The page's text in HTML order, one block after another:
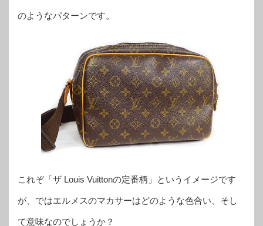
のようなパターンです。
これぞ「ザ Louis Vuittonの定番柄」というイメージです
が、ではエルメスのマカサーはどのような色合い、そし
て意味なのでしょうか？